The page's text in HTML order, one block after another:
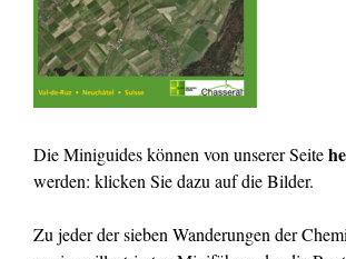
Die Miniguides können von unserer Seite
werden: klicken Sie dazu auf die Bilder.
Zu jeder der sieben Wanderungen der